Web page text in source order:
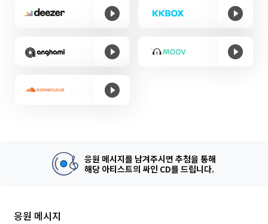
응원 메시지를 남겨주시면 추첨을 통해
해당 아티스트의 싸인 CD를 드립니다.
응원 메시지